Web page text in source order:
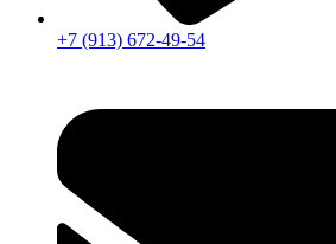
+7 (913) 672-49-54